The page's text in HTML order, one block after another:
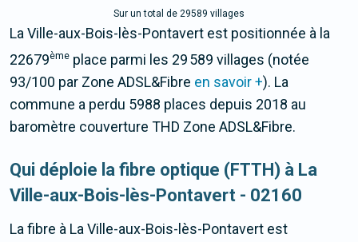
Sur un total de 29589 villages
La Ville-aux-Bois-lès-Pontavert est positionnée à la
22679ème place parmi les 29 589 villages (notée
93/100 par Zone ADSL&Fibre en savoir +). La
commune a perdu 5988 places depuis 2018 au
baromètre couverture THD Zone ADSL&Fibre.
Qui déploie la fibre optique (FTTH) à La
Ville-aux-Bois-lès-Pontavert - 02160
La fibre à La Ville-aux-Bois-lès-Pontavert est